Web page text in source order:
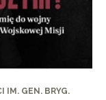
IM. GEN. BRYG.